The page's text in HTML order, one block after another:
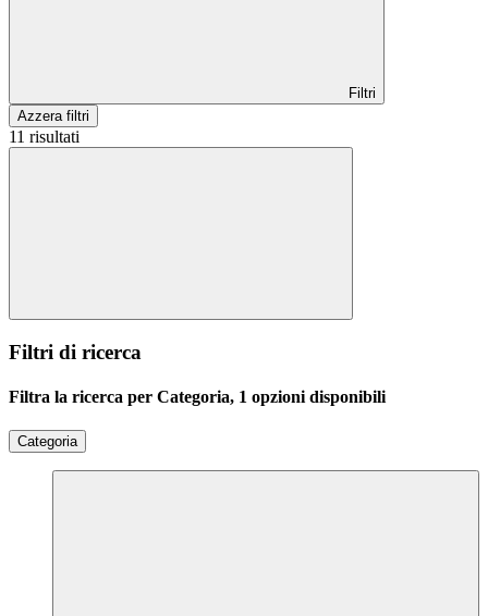
Filtri
Azzera filtri
11 risultati
Filtri di ricerca
Filtra la ricerca per Categoria, 1 opzioni disponibili
Categoria